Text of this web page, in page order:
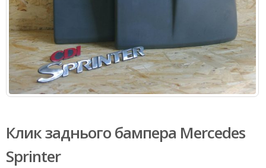
Клик заднього бампера Mercedes
Sprinter